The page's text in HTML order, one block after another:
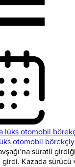
otomobil
süratli
Kazada sürücü